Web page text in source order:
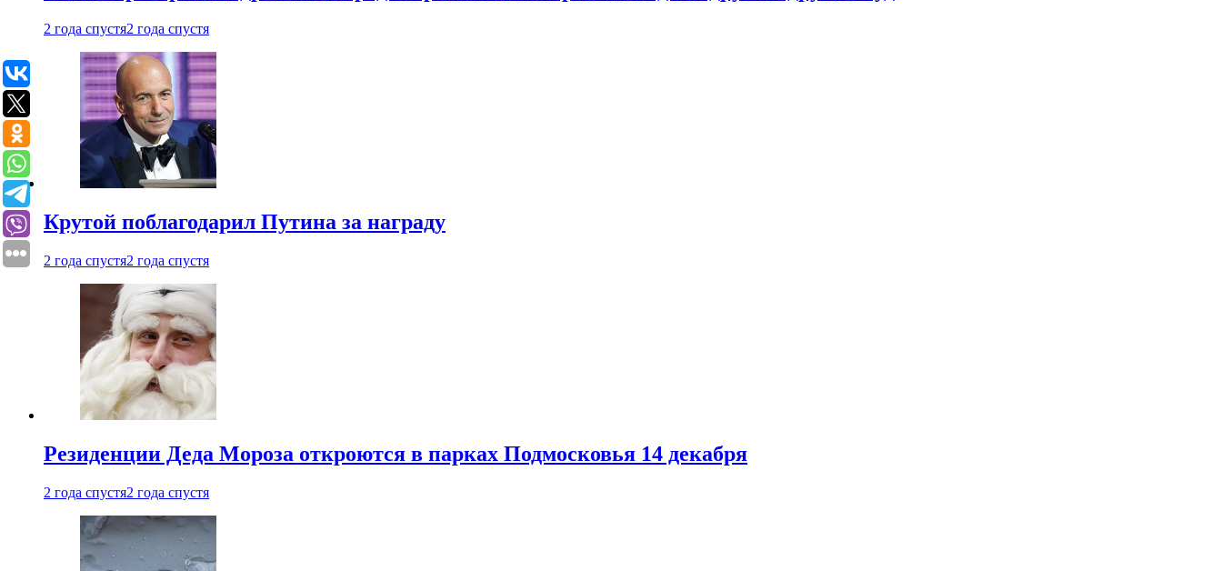
2 года спустя2 года спустя
Крутой поблагодарил Путина за награду
2 года спустя2 года спустя
Резиденции Деда Мороза откроются в парках Подмосковья 14 декабря
2 года спустя2 года спустя